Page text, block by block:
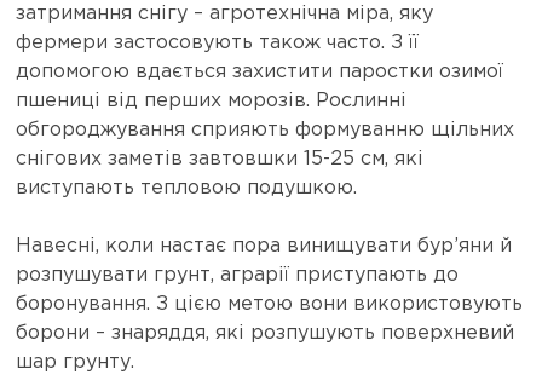
затримання снігу – агротехнічна міра, яку
фермери застосовують також часто. З її
допомогою вдається захистити паростки озимої
пшениці від перших морозів. Рослинні
обгороджування сприяють формуванню щільних
снігових заметів завтовшки 15-25 см, які
виступають тепловою подушкою.
Навесні, коли настає пора винищувати бур’яни й
розпушувати грунт, аграрії приступають до
боронування. З цією метою вони використовують
борони – знаряддя, які розпушують поверхневий
шар грунту.